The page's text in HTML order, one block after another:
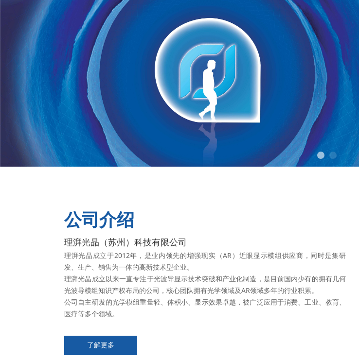
公司介绍
理湃光晶（苏州）科技有限公司
理湃光晶成立于2012年，是业内领先的增强现实（AR）近眼显示模组供应商，同时是集研
发、生产、销售为一体的高新技术型企业。
理湃光晶成立以来一直专注于光波导显示技术突破和产业化制造，是目前国内少有的拥有几何
光波导模组知识产权布局的公司，核心团队拥有光学领域及AR领域多年的行业积累。
公司自主研发的光学模组重量轻、体积小、显示效果卓越，被广泛应用于消费、工业、教育、
医疗等多个领域。
了解更多